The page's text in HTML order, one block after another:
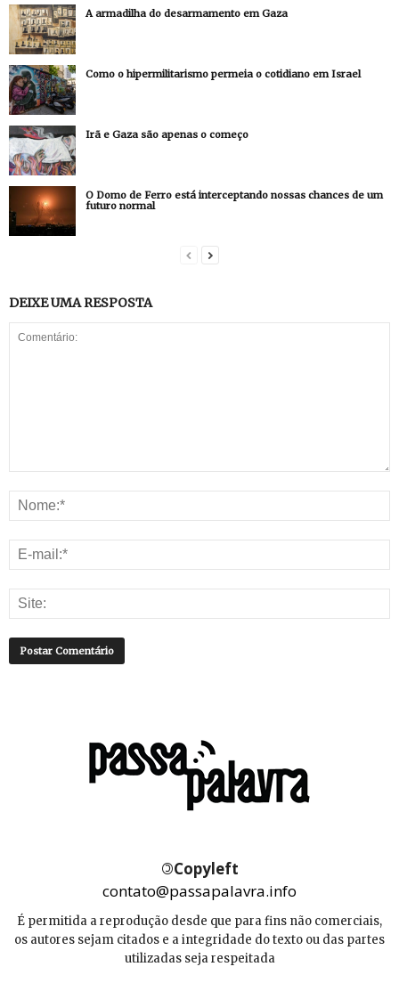
A armadilha do desarmamento em Gaza
Como o hipermilitarismo permeia o cotidiano em Israel
Irã e Gaza são apenas o começo
O Domo de Ferro está interceptando nossas chances de um
futuro normal
DEIXE UMA RESPOSTA
©Copyleft
contato@passapalavra.info
É permitida a reprodução desde que para fins não comerciais,
os autores sejam citados e a integridade do texto ou das partes
utilizadas seja respeitada